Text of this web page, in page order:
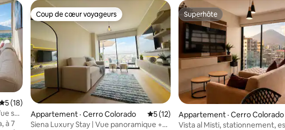
aimés
moyenne de 5 sur 5, 18 commentaires
5 (18)
sur
à 7
Coup de cœur voyageurs
Coup de cœur voyageurs
Appartement · Cerro Colorado Note moyenne de 5 sur 5, 12
5 (12)
Siena Luxury Stay | Vue panoramique +
Superhôte
Superhôte
Appartement · Cerro Colorado
Vista al Misti, stationnement,